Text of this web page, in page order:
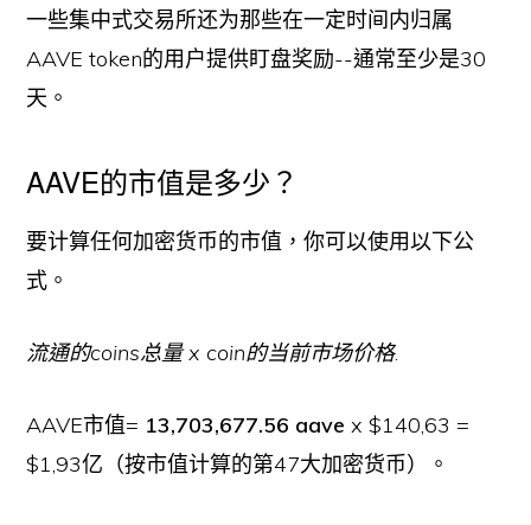
一些集中式交易所还为那些在一定时间内归属
AAVE token的用户提供盯盘奖励--通常至少是30
天。
AAVE的市值是多少？
要计算任何加密货币的市值，你可以使用以下公
式。
流通的coins总量 x coin的当前市场价格.
AAVE市值= 13,703,677.56 aave x $140,63 =
$1,93亿（按市值计算的第47大加密货币）。